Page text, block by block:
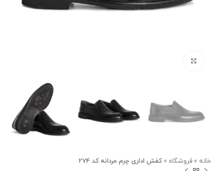
خانه » فروشگاه » کفش اداری چرم مردانه کد 274